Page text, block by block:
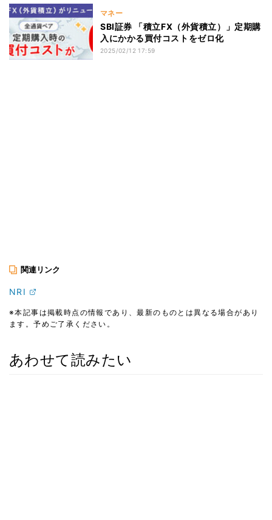
マネー
SBI証券 「積立FX（外貨積立）」定期購
入にかかる買付コストをゼロ化
2025/02/12 17:59
関連リンク
NRI
※本記事は掲載時点の情報であり、最新のものとは異なる場合があり
ます。予めご了承ください。
あわせて読みたい